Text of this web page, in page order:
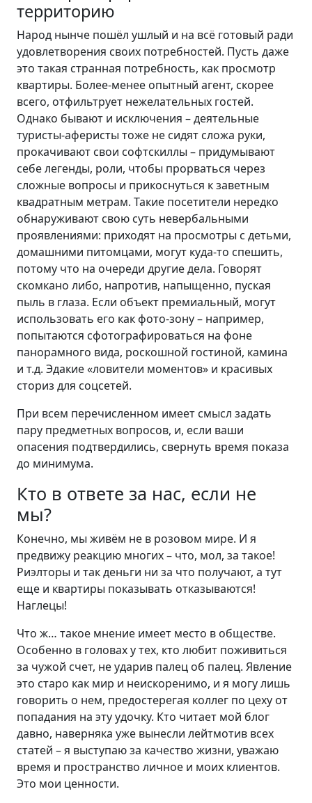
территорию
Народ нынче пошёл ушлый и на всё готовый ради
удовлетворения своих потребностей. Пусть даже
это такая странная потребность, как просмотр
квартиры. Более-менее опытный агент, скорее
всего, отфильтрует нежелательных гостей.
Однако бывают и исключения – деятельные
туристы-аферисты тоже не сидят сложа руки,
прокачивают свои софтскиллы – придумывают
себе легенды, роли, чтобы прорваться через
сложные вопросы и прикоснуться к заветным
квадратным метрам. Такие посетители нередко
обнаруживают свою суть невербальными
проявлениями: приходят на просмотры с детьми,
домашними питомцами, могут куда-то спешить,
потому что на очереди другие дела. Говорят
скомкано либо, напротив, напыщенно, пуская
пыль в глаза. Если объект премиальный, могут
использовать его как фото-зону – например,
попытаются сфотографироваться на фоне
панорамного вида, роскошной гостиной, камина
и т.д. Эдакие «ловители моментов» и красивых
сториз для соцсетей.
При всем перечисленном имеет смысл задать
пару предметных вопросов, и, если ваши
опасения подтвердились, свернуть время показа
до минимума.
Кто в ответе за нас, если не
мы?
Конечно, мы живём не в розовом мире. И я
предвижу реакцию многих – что, мол, за такое!
Риэлторы и так деньги ни за что получают, а тут
еще и квартиры показывать отказываются!
Наглецы!
Что ж… такое мнение имеет место в обществе.
Особенно в головах у тех, кто любит поживиться
за чужой счет, не ударив палец об палец. Явление
это старо как мир и неискоренимо, и я могу лишь
говорить о нем, предостерегая коллег по цеху от
попадания на эту удочку. Кто читает мой блог
давно, наверняка уже вынесли лейтмотив всех
статей – я выступаю за качество жизни, уважаю
время и пространство личное и моих клиентов.
Это мои ценности.